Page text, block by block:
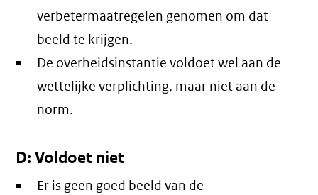
verbetermaatregelen genomen om dat
beeld te krijgen.
De overheidsinstantie voldoet wel aan de
wettelijke verplichting, maar niet aan de
norm.
D: Voldoet niet
Er is geen goed beeld van de